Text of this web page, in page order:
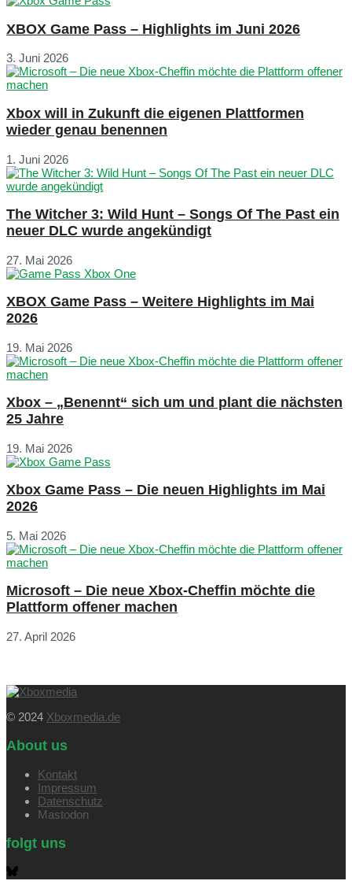
XBOX Game Pass – Highlights im Juni 2026
3. Juni 2026
Xbox will in Zukunft die eigenen Plattformen
wieder genau benennen
1. Juni 2026
The Witcher 3: Wild Hunt – Songs Of The Past ein
neuer DLC wurde angekündigt
27. Mai 2026
XBOX Game Pass – Weitere Highlights im Mai
2026
19. Mai 2026
Xbox – „Benennt“ sich um und plant die nächsten
25 Jahre
19. Mai 2026
Xbox Game Pass – Die neuen Highlights im Mai
2026
5. Mai 2026
Microsoft – Die neue Xbox-Cheffin möchte die
Plattform offener machen
27. April 2026
© 2024 Xboxmedia.de
About us
Kontakt
Impressum
Datenschutz
Mastodon
folgt uns